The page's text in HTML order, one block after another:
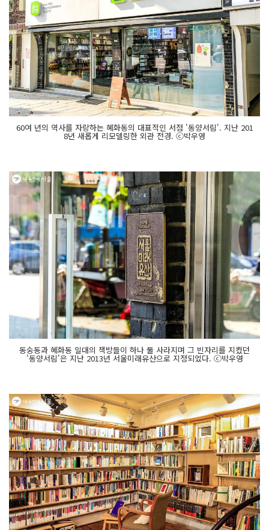
60여 년의 역사를 자랑하는 혜화동의 대표적인 서점 '동양서림'. 지난 201
8년 새롭게 리모델링한 외관 전경. ⓒ박우영
동숭동과 혜화동 일대의 책방들이 하나 둘 사라지며 그 빈자리를 지켰던
'동양서림'은 지난 2013년 서울미래유산으로 지정되었다. ⓒ박우영